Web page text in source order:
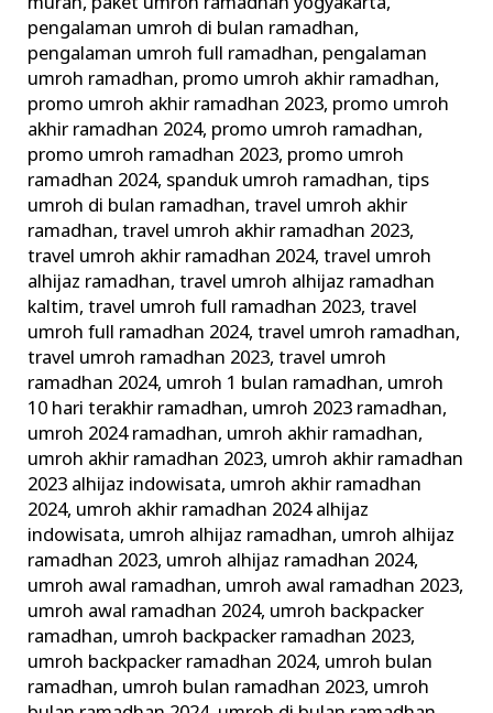
pengalaman umroh di bulan ramadhan,
pengalaman umroh full ramadhan, pengalaman
umroh ramadhan, promo umroh akhir ramadhan,
promo umroh akhir ramadhan 2023, promo umroh
akhir ramadhan 2024, promo umroh ramadhan,
promo umroh ramadhan 2023, promo umroh
ramadhan 2024, spanduk umroh ramadhan,tips
umroh di bulan ramadhan,travel umroh akhir
ramadhan,travel umroh akhir ramadhan 2023,
travel umroh akhir ramadhan 2024,travel umroh
alhijaz ramadhan,travel umroh alhijaz ramadhan
kaltim,travel umroh full ramadhan 2023,travel
umroh full ramadhan 2024,travel umroh ramadhan,
travel umroh ramadhan 2023,travel umroh
ramadhan 2024, umroh 1 bulan ramadhan, umroh
10 hari terakhir ramadhan, umroh 2023 ramadhan,
umroh 2024 ramadhan, umroh akhir ramadhan,
umroh akhir ramadhan 2023, umroh akhir ramadhan
2023 alhijaz indowisata, umroh akhir ramadhan
2024, umroh akhir ramadhan 2024 alhijaz
indowisata, umroh alhijaz ramadhan, umroh alhijaz
ramadhan 2023, umroh alhijaz ramadhan 2024,
umroh awal ramadhan, umroh awal ramadhan 2023,
umroh awal ramadhan 2024, umroh backpacker
ramadhan, umroh backpacker ramadhan 2023,
umroh backpacker ramadhan 2024, umroh bulan
ramadhan, umroh bulan ramadhan 2023, umroh